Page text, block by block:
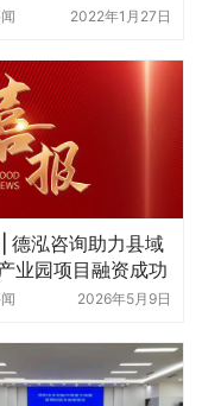
2022年1月27日
德泓咨询助力县域
业园项目融资成功
2026年5月9日